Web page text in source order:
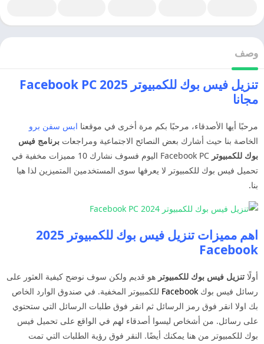
وصف
تنزيل فيس بوك للكمبيوتر 2025 Facebook PC
مجانا
مرحبًا أيها الأصدقاء، مرحبًا بكم مرة أخرى في موقعنا ابس سفن برو
الخاصة بنا حيث أشارك بعض النصائح الاجتماعية ومراجعات برنامج فيس
بوك للكمبيوتر
Facebook PC اليوم فسوف نشارك 10 مميزات مخفية في
تحميل فيس بوك للكمبيوتر لا يعرفها سوى المستخدمين المتميزين لذا هيا
بنا.
اهم مميزات تنزيل فيس بوك للكمبيوتر 2025
Facebook
أولًا تنزيل فيس بوك للكمبيوتر هو قديم ولكن سوف نوضح كيفية العثور على
رسائل فيس بوك Facebook للكمبيوتر المخفية. في صندوق الوارد الخاص
بك اولا انقر فوق رمز الرسائل ثم انقر فوق طلبات الرسائل التي ستحتوي
على رسائل. من أشخاص ليسوا أصدقاء لهم في الواقع على تحميل فيس
بوك للكمبيوتر من هنا يمكنك أيضًا. النقر فوق رؤية الطلبات التي تمت